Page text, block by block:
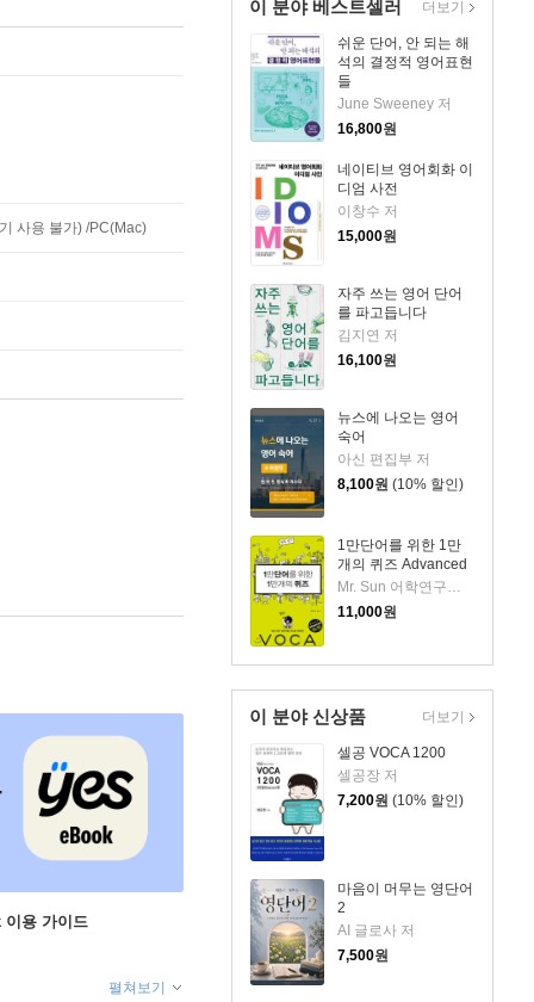
이 분야 베스트셀러
쉬운 단어, 안 되는 해
석의 결정적 영어표현
들
June Sweeney 저
16,800원
네이티브 영어회화 이
디엄 사전
이창수 저
15,000원
자주 쓰는 영어 단어
를 파고듭니다
김지연 저
16,100원
뉴스에 나오는 영어
숙어
아신 편집부 저
8,100원 (10% 할인)
1만단어를 위한 1만
개의 퀴즈 Advanced
Mr. Sun 어학연구소 저
11,000원
더보기
이 분야 신상품
셀공 VOCA 1200
셀공장 저
7,200원 (10% 할인)
마음이 머무는 영단어
2
AI 글로사 저
7,500원
더보기
사용 불가) /PC(Mac)
이용 가이드
펼쳐보기